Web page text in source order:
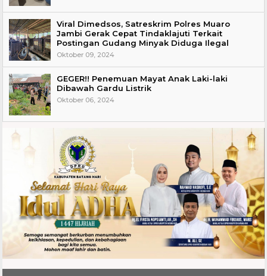
Viral Dimedsos, Satreskrim Polres Muaro
Jambi Gerak Cepat Tindaklajuti Terkait
Postingan Gudang Minyak Diduga Ilegal
Oktober 09, 2024
GEGER!! Penemuan Mayat Anak Laki-laki
Dibawah Gardu Listrik
Oktober 06, 2024